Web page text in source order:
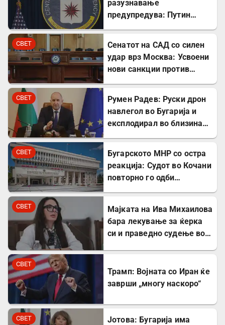
разузнавање
предупредува: Путин
СВЕТ
Сенатот на САД со силен
удар врз Москва: Усвоени
нови санкции против
СВЕТ
Румен Радев: Руски дрон
навлегол во Бугарија и
експлодирал во близина
СВЕТ
Бугарското МНР со остра
реакција: Судот во Кочани
повторно го одби
СВЕТ
Мајката на Ива Михаилова
бара лекување за ќерка
си и праведно судење во
СВЕТ
Трамп: Војната со Иран ќе
заврши „многу наскоро“
СВЕТ
Јотова: Бугарија има